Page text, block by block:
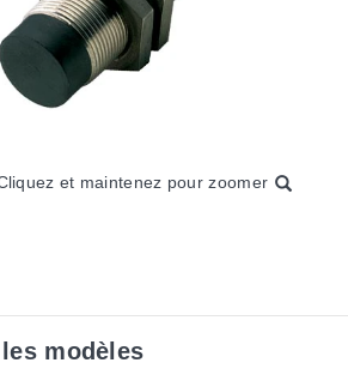
et maintenez pour zoomer
modèles